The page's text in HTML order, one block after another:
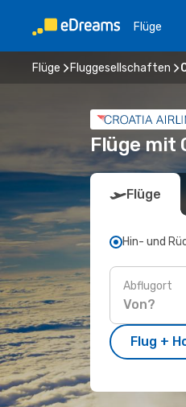
Flüge
Flüge Fluggesellschaften
Flüge mit
Flüge
Hin- und
Abflugort
Flug +